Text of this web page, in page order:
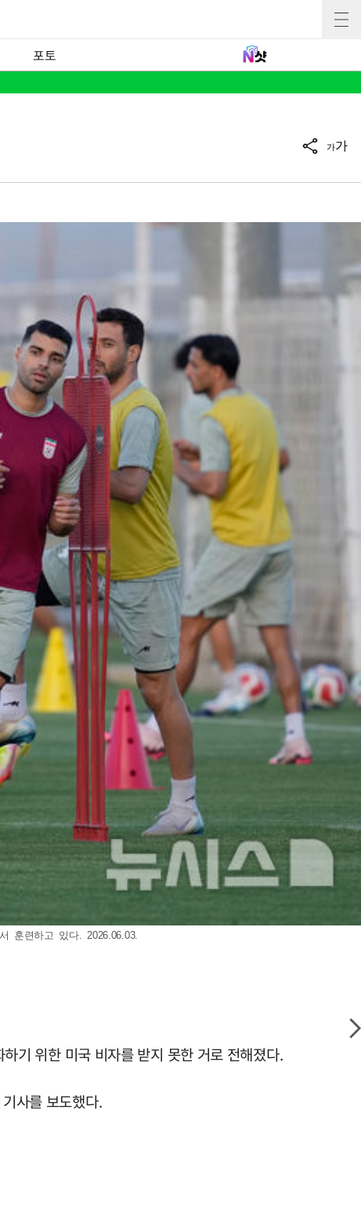
포토
가가
훈련하고 있다. 2026.06.03.
기 위한 미국 비자를 받지 못한 거로 전해졌다.
사를 보도했다.